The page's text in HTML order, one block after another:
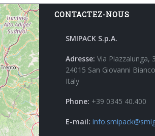
CONTACTEZ-NOUS
SMIPACK S.p.A.
Adresse: Via Piazzalunga,
24015 San Giovanni
Italy
Phone: +39 0345 40.400
E-mail: